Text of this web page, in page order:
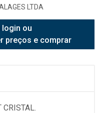
LTDA
login ou
preços e comprar
CRISTAL.